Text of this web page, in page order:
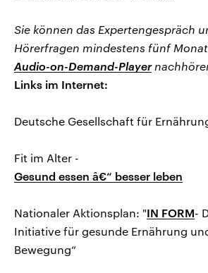
Sie können das Expertengespräch
Hörerfragen mindestens fünf
Audio-on-Demand-Player
Links im Internet:
Deutsche Gesellschaft für
Fit im Alter -
Gesund essen â€“ besser leben
Nationaler Aktionsplan: "IN FORM-
Initiative für gesunde Ernährung
Bewegung“